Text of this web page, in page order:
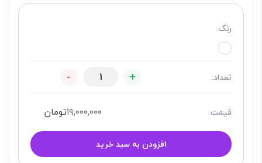
رنگ:
تعداد: +
-
قیمت: ۱۹,۰۰۰,۰۰۰تومان
افزودن به سبد خرید